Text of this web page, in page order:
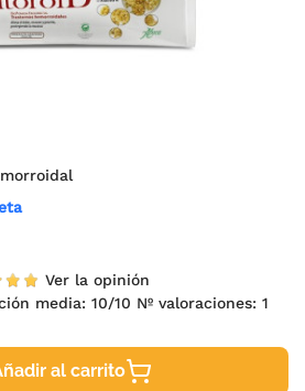
Ver la opinión
media:10/10 Nº valoraciones:1
al carrito